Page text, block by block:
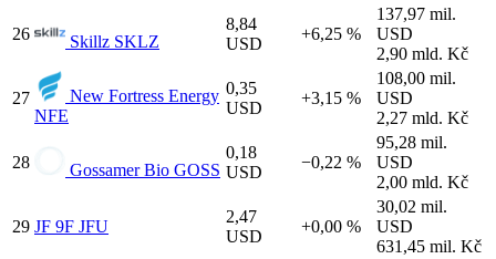
26 Skillz SKLZ
8,84
USD
+6,25 %
137,97 mil.
USD
2,90 mld. Kč
27
New Fortress Energy
NFE
0,35
USD
+3,15 %
108,00 mil.
USD
2,27 mld. Kč
28 Gossamer Bio GOSS
0,18
USD
−0,22 %
95,28 mil.
USD
2,00 mld. Kč
29 JF 9F JFU
2,47
USD
+0,00 %
30,02 mil.
USD
631,45 mil. Kč